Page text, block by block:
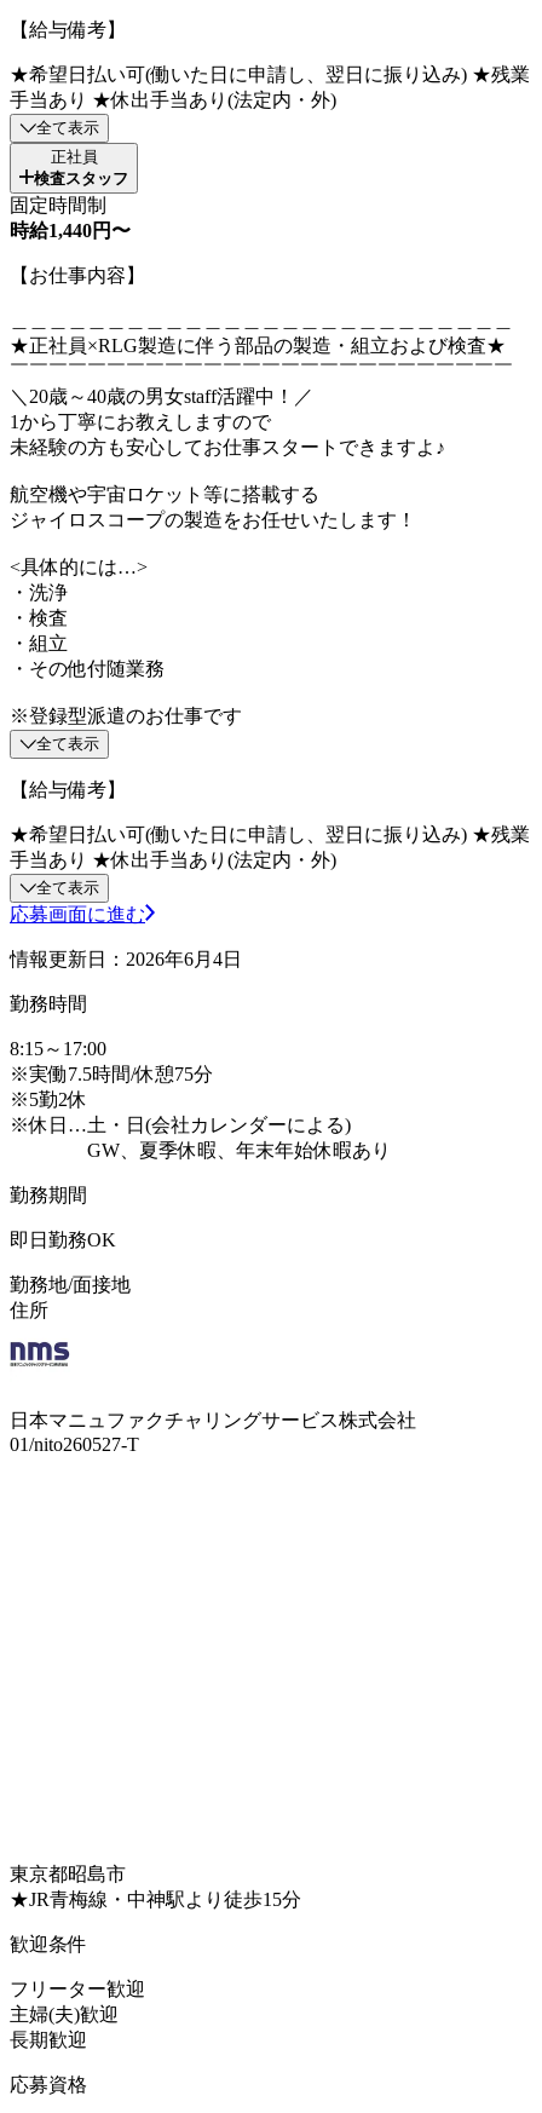
【給与備考】
★希望日払い可(働いた日に申請し、翌日に振り込み) ★残業
手当あり ★休出手当あり(法定内・外)
全て表示
正社員
検査スタッフ
固定時間制
時給1,440円〜
【お仕事内容】
★正社員×RLG製造に伴う部品の製造・組立および検査★
￣￣￣￣￣￣￣￣￣￣￣￣￣￣￣￣￣￣￣￣￣￣￣￣￣￣
＼20歳～40歳の男女staff活躍中！／
1から丁寧にお教えしますので
未経験の方も安心してお仕事スタートできますよ♪
航空機や宇宙ロケット等に搭載する
ジャイロスコープの製造をお任せいたします！
<具体的には…>
・洗浄
・検査
・組立
・その他付随業務
※登録型派遣のお仕事です
全て表示
【給与備考】
★希望日払い可(働いた日に申請し、翌日に振り込み) ★残業
手当あり ★休出手当あり(法定内・外)
全て表示
応募画面に進む
情報更新日：2026年6月4日
勤務時間
8:15～17:00
※実働7.5時間/休憩75分
※5勤2休
※休日…土・日(会社カレンダーによる)
GW、夏季休暇、年末年始休暇あり
勤務期間
即日勤務OK
勤務地/面接地
住所
日本マニュファクチャリングサービス株式会社
01/nito260527-T
東京都昭島市
★JR青梅線・中神駅より徒歩15分
歓迎条件
フリーター歓迎
主婦(夫)歓迎
長期歓迎
応募資格